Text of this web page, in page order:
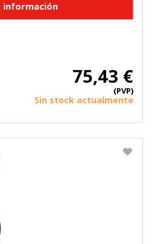
75,43 €
(PVP)
Sin stock actualmente